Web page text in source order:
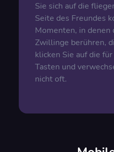
Sie sich auf die
Seite des Freundes
Momenten, in denen
Zwillinge berühren,
klicken Sie auf die
Tasten und
nicht oft.